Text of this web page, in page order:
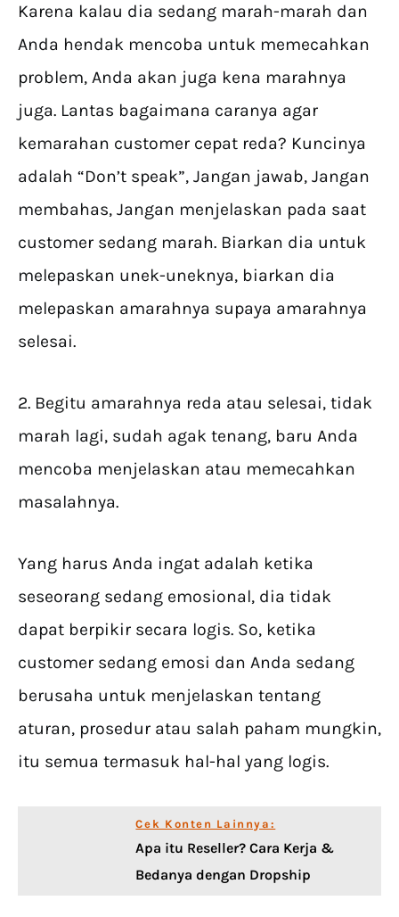
Karena kalau dia sedang marah-marah dan
Anda hendak mencoba untuk memecahkan
problem, Anda akan juga kena marahnya
juga. Lantas bagaimana caranya agar
kemarahan customer cepat reda? Kuncinya
adalah “Don’t speak”, Jangan jawab, Jangan
membahas, Jangan menjelaskan pada saat
customer sedang marah. Biarkan dia untuk
melepaskan unek-uneknya, biarkan dia
melepaskan amarahnya supaya amarahnya
selesai.
2. Begitu amarahnya reda atau selesai, tidak
marah lagi, sudah agak tenang, baru Anda
mencoba menjelaskan atau memecahkan
masalahnya.
Yang harus Anda ingat adalah ketika
seseorang sedang emosional, dia tidak
dapat berpikir secara logis. So, ketika
customer sedang emosi dan Anda sedang
berusaha untuk menjelaskan tentang
aturan, prosedur atau salah paham mungkin,
itu semua termasuk hal-hal yang logis.
Cek Konten Lainnya:
Apa itu Reseller? Cara Kerja &
Bedanya dengan Dropship